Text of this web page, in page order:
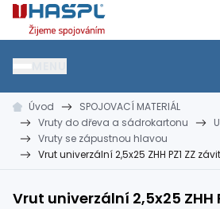
Hašpl
HŘEBÍKY
kramle
SPOJOVACÍ MATERIÁL
vruty, šrouby, matice
Úvod
SPOJOVACÍ MATERIÁL
Vruty do dřeva a sádrokartonu
Vruty se zápustnou hlavou
Vrut univerzální 2,5x25 ZHH PZ1 ZZ
Vrut univerzální 2,5x25 ZHH